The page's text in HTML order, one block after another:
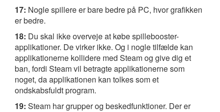
17: Nogle spillere er bare bedre på PC, hvor grafikken
er bedre.
18: Du skal ikke overveje at købe spillebooster-
applikationer. De virker ikke. Og i nogle tilfælde kan
applikationerne kollidere med Steam og give dig et
ban, fordi Steam vil betragte applikationerne som
noget, da applikationen kan tolkes som et
ondskabsfuldt program.
19: Steam har grupper og beskedfunktioner. Der er